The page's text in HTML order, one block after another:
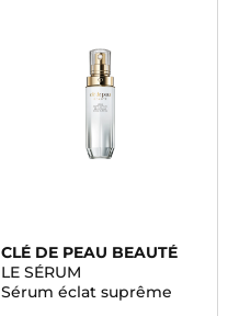
CLÉ DE PEAU BEAUTÉ
LE SÉRUM
Sérum éclat suprême